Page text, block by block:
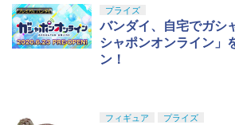
プライズ
バンダイ、自宅でガシ
シャポンオンライン」
ン！
フィギュア プライズ